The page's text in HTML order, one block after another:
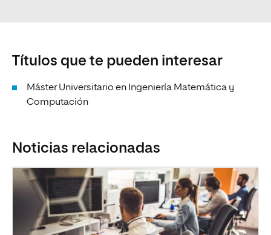
Títulos que te pueden interesar
Máster Universitario en Ingeniería Matemática y
Computación
Noticias relacionadas